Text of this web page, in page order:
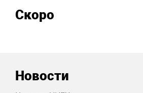
Скоро
Новости